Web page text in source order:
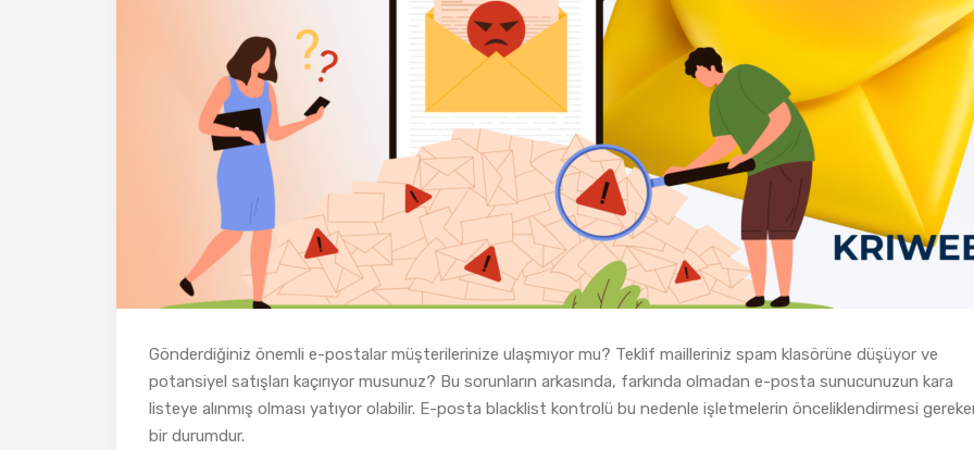
Gönderdiğiniz önemli e-postalar müşterilerinize ulaşmıyor mu? Teklif mailleriniz spam klasörüne düşüyor ve
potansiyel satışları kaçırıyor musunuz? Bu sorunların arkasında, farkında olmadan e-posta sunucunuzun kara
listeye alınmış olması yatıyor olabilir. E-posta blacklist kontrolü bu nedenle işletmelerin önceliklendirmesi
bir durumdur.